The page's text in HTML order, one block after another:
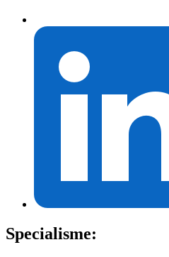
Specialisme: